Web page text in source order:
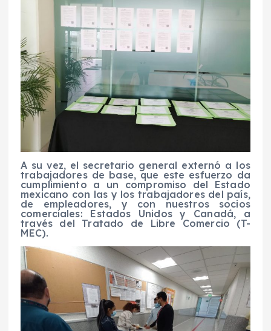
A su vez, el secretario general externó a los
trabajadores de base,que este esfuerzo da
cumplimiento a un compromiso del Estado
mexicano con las y los trabajadores del país,
de empleadores, y con nuestros socios
comerciales: Estados Unidos y Canadá, a
través del Tratado de Libre Comercio (T-
MEC).